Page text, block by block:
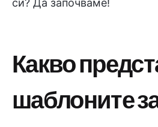
си? Да започваме!
Какво
шаблоните